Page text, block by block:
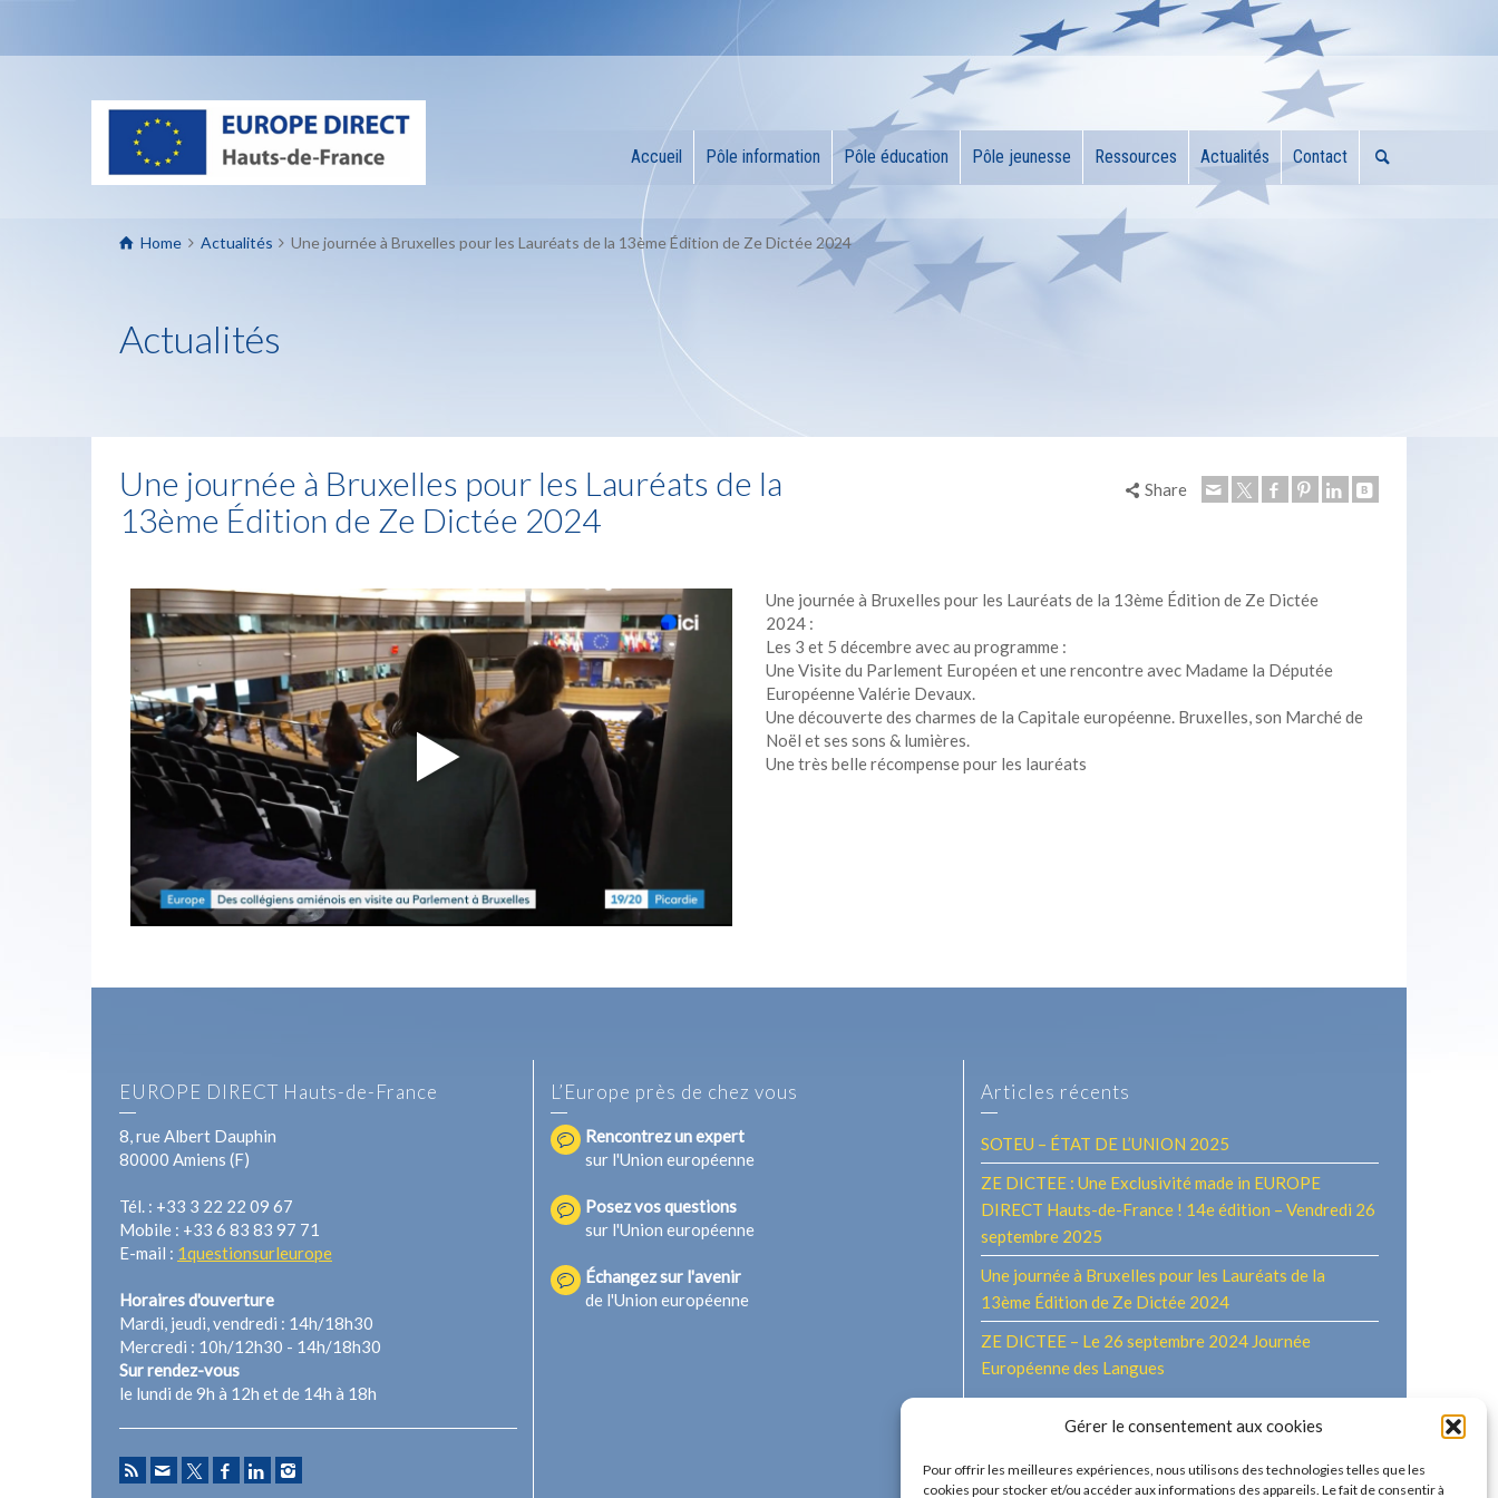
Gérer le consentement aux cookies
Pour offrir les meilleures expériences, nous utilisons des technologies telles que les
cookies pour stocker et/ou accéder aux informations des appareils. Le fait de consentir à
Accueil Pôle information Pôle éducation Pôle jeunesse Ressources Actualités Contact
Home Actualités Une journée à Bruxelles pour les Lauréats de la 13ème Édition de Ze Dictée 2024
Actualités
Une journée à Bruxelles pour les Lauréats de la
13ème Édition de Ze Dictée 2024
Share
Une journée à Bruxelles pour les Lauréats de la 13ème Édition de Ze Dictée
2024 :
Les 3 et 5 décembre avec au programme :
Une Visite du Parlement Européen et une rencontre avec Madame la Députée
Européenne Valérie Devaux.
Une découverte des charmes de la Capitale européenne. Bruxelles, son Marché de
Noël et ses sons & lumières.
Une très belle récompense pour les lauréats
EUROPE DIRECT Hauts-de-France
8, rue Albert Dauphin
80000 Amiens (F)
Tél. : +33 3 22 22 09 67
Mobile : +33 6 83 83 97 71
E-mail : 1questionsurleurope
Horaires d'ouverture
Mardi, jeudi, vendredi : 14h/18h30
Mercredi : 10h/12h30 - 14h/18h30
Sur rendez-vous
le lundi de 9h à 12h et de 14h à 18h
L’Europe près de chez vous
Rencontrez un expert
sur l'Union européenne
Posez vos questions
sur l'Union européenne
Échangez sur l'avenir
de l'Union européenne
Articles récents
SOTEU – ÉTAT DE L’UNION 2025
ZE DICTEE : Une Exclusivité made in EUROPE
DIRECT Hauts-de-France ! 14e édition – Vendredi 26
septembre 2025
Une journée à Bruxelles pour les Lauréats de la
13ème Édition de Ze Dictée 2024
ZE DICTEE – Le 26 septembre 2024 Journée
Européenne des Langues